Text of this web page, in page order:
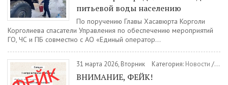
питьевой воды населению
По поручению Главы Хасавюрта Корголи
Корголиева спасатели Управления по обеспечению мероприятий
ГО, ЧС и ПБ совместно с АО «Единый оператор...
31 марта 2026, Вторник Категория: Новости /
ВНИМАНИЕ, ФЕЙК!